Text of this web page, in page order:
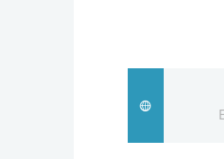
科学・技術
暮らし